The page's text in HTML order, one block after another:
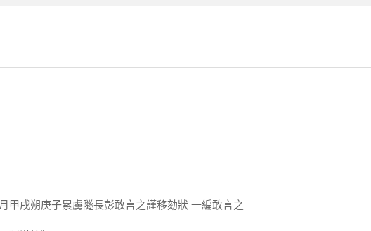
甲戌朔庚子累虜隧長彭敢言之謹移劾狀 一編敢言之